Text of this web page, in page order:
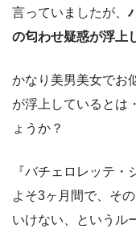
言っていましたが、
の匂わせ疑惑が浮上
かなり美男美女でお
が浮上しているとは
ょうか？
『バチェロレッテ
よそ3ヶ月間で、そ
いけない、というル